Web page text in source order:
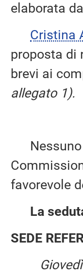
elaborata
Cristina
proposta di
brevi ai
allegato 1).
Nessuno
favorevole
La
SEDE